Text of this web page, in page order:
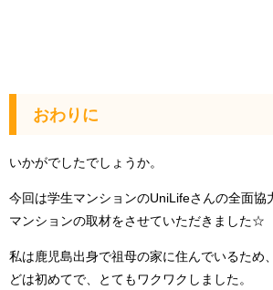
おわりに
いかがでしたでしょうか。
今回は学生マンションのUniLifeさんの全面協
マンションの取材をさせていただきました☆
私は鹿児島出身で祖母の家に住んでいるため
どは初めてで、とてもワクワクしました。